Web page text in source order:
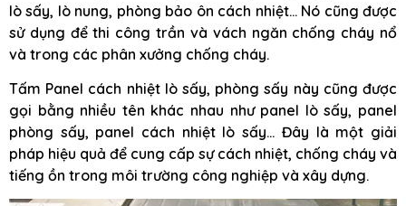
lò sấy, lò nung, phòng bảo ôn cách nhiệt… Nó cũng được
sử dụng để thi công trần và vách ngăn chống cháy nổ
và trong các phân xưởng chống cháy.
Tấm Panel cách nhiệt lò sấy, phòng sấy này cũng được
gọi bằng nhiều tên khác nhau như panel lò sấy, panel
phòng sấy, panel cách nhiệt lò sấy… Đây là một giải
pháp hiệu quả để cung cấp sự cách nhiệt, chống cháy và
tiếng ồn trong môi trường công nghiệp và xây dựng.